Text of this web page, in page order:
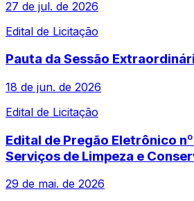
27 de jul. de 2026
Edital de Licitação
Pauta da Sessão
18 de jun. de 2026
Edital de Licitação
Edital de Pregão Eletrônico
Serviços de Limpeza e
29 de mai. de 2026